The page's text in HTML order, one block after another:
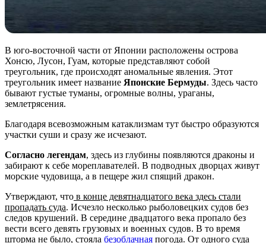
В юго-восточной части от Японии расположены острова
Хонсю, Лусон, Гуам, которые представляют собой
треугольник, где происходят аномальные явления. Этот
треугольник имеет название Японские Бермуды. Здесь часто
бывают густые туманы, огромные волны, ураганы,
землетрясения.
Благодаря всевозможным катаклизмам тут быстро образуются
участки суши и сразу же исчезают.
Согласно легендам, здесь из глубины появляются драконы и
забирают к себе мореплавателей. В подводных дворцах живут
морские чудовища, а в пещере жил спящий дракон.
Утверждают, что в конце девятнадцатого века здесь стали
пропадать суда. Исчезло несколько рыболовецких судов без
следов крушений. В середине двадцатого века пропало без
вести всего девять грузовых и военных судов. В то время
шторма не было, стояла безоблачная погода. От одного суда